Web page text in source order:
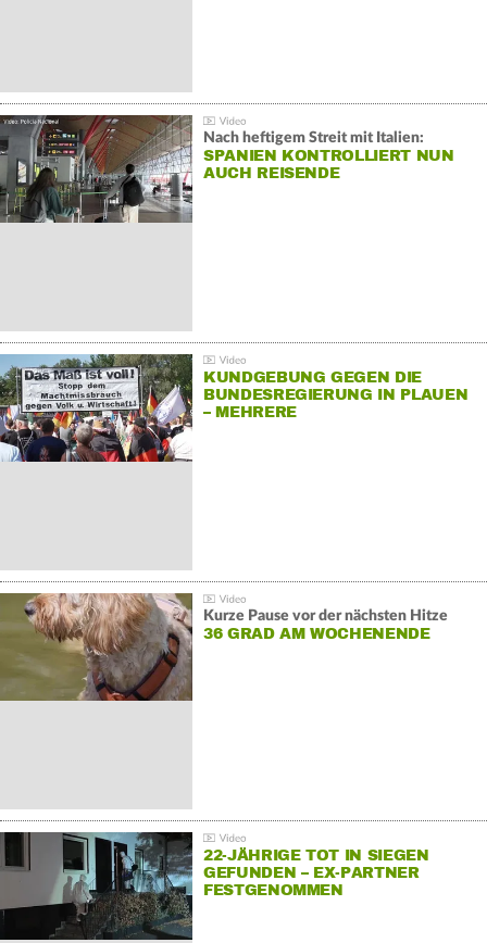
Nach heftigem Streit mit Italien:
SPANIEN KONTROLLIERT NUN
AUCH REISENDE
KUNDGEBUNG GEGEN DIE
BUNDESREGIERUNG IN PLAUEN
– MEHRERE
Kurze Pause vor der nächsten Hitze
36 GRAD AM WOCHENENDE
22-JÄHRIGE TOT IN SIEGEN
GEFUNDEN – EX-PARTNER
FESTGENOMMEN